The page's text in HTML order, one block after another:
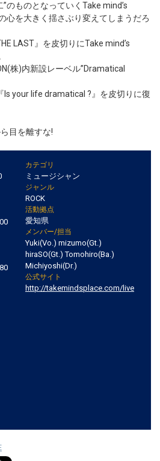
のものとなっていくTake mind’s
心を大きく揺さぶり変えてしまうだろ
LAST』を皮切りにTake mind’s
株)内新設レーベル”Dramatical
your life dramatical ?』を皮切りに復
目を離すな!
カテゴリ
ミュージシャン
ジャンル
ROCK
活動拠点
愛知県
メンバー/担当
Yuki(Vo.) mizumo(Gt.)
hiraSO(Gt.) Tomohiro(Ba.)
Michiyoshi(Dr.)
公式サイト
http://takemindsplace.com/live